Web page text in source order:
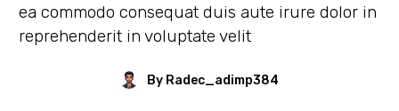
ea commodo consequat duis aute irure dolor in
reprehenderit in voluptate velit
By Radec_adimp384